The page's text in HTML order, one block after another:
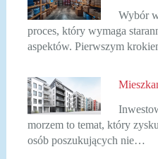
Wybór
proces, który wymaga
aspektów. Pierwszym
morzem to temat, który
osób poszukujących nie…